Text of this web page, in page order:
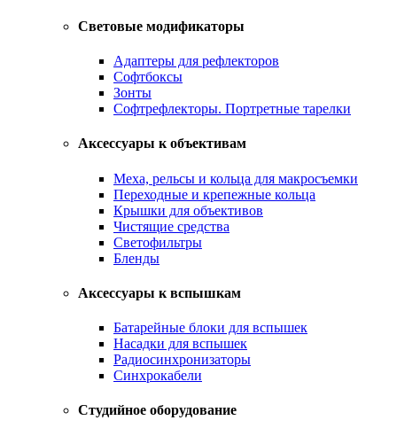
Световые модификаторы
Адаптеры для рефлекторов
Софтбоксы
Зонты
Софтрефлекторы. Портретные тарелки
Аксессуары к объективам
Меха, рельсы и кольца для макросъемки
Переходные и крепежные кольца
Крышки для объективов
Чистящие средства
Светофильтры
Бленды
Аксессуары к вспышкам
Батарейные блоки для вспышек
Насадки для вспышек
Радиосинхронизаторы
Синхрокабели
Студийное оборудование